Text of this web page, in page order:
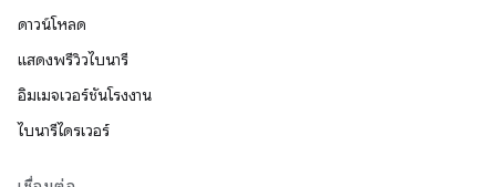
ดาวน์โหลด
แสดงพรีวิวไบนารี
อิมเมจเวอร์ชันโรงงาน
ไบนารีไดรเวอร์